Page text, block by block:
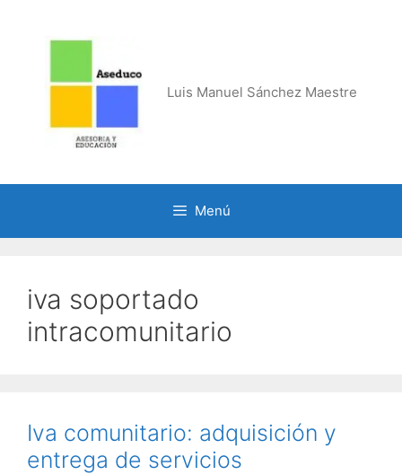
Luis Manuel Sánchez Maestre
Menú
iva soportado
intracomunitario
Iva comunitario: adquisición y
entrega de servicios